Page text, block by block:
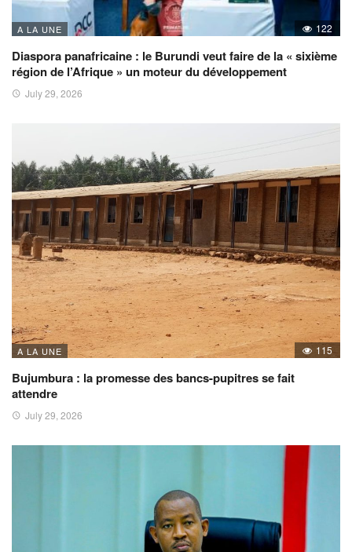
A LA UNE 122
Diaspora panafricaine : le Burundi veut faire de la « sixième
région de l’Afrique » un moteur du développement
July 29, 2026
A LA UNE 115
Bujumbura : la promesse des bancs-pupitres se fait
attendre
July 29, 2026